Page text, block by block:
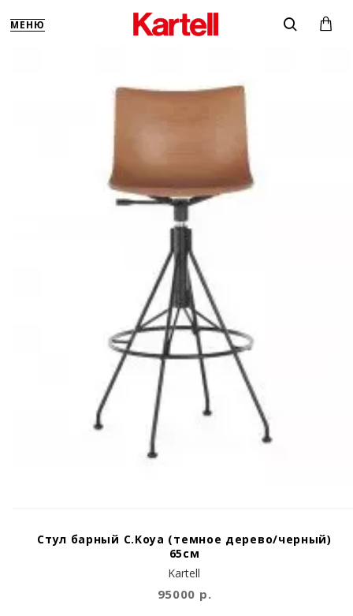
Kartell
Стул барный C.Koya (темное дерево/черный)
65см
95000 р.